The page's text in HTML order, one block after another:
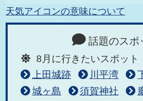
天気アイコンの意味について
話題のスポ
8月に行きたいスポット
上田城跡
川平湾
城ヶ島
須賀神社